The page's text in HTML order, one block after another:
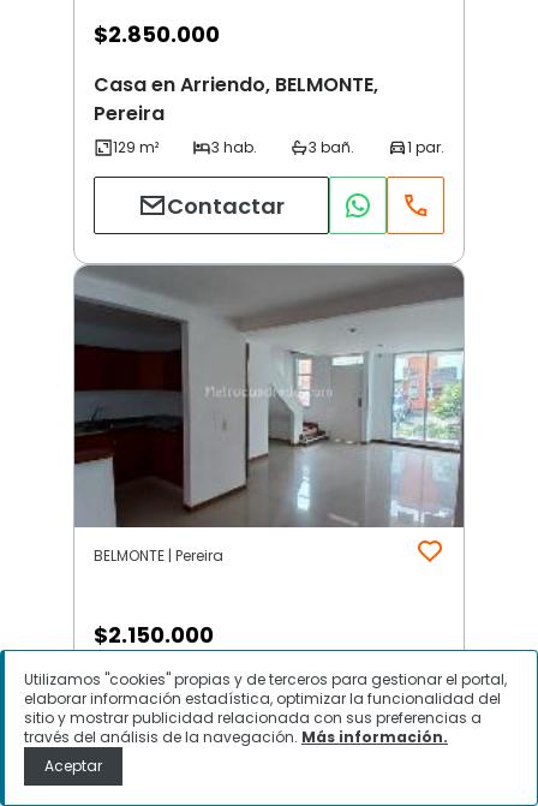
$2.850.000
Casa en Arriendo, BELMONTE,
Pereira
Contactar
BELMONTE | Pereira
$2.150.000
Casa en Arriendo, BELMONTE,
Pereira
Utilizamos "cookies" propias y de terceros para gestionar el portal,
elaborar información estadística, optimizar la funcionalidad del
sitio y mostrar publicidad relacionada con sus preferencias a
través del análisis de la navegación. Más información.
Aceptar